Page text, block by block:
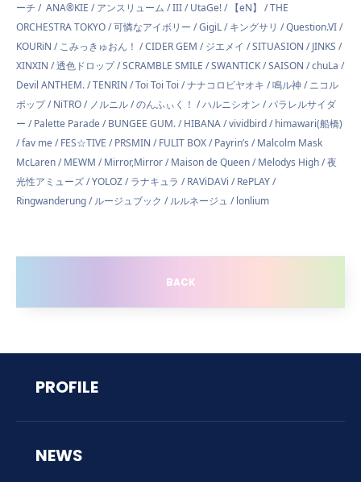
ーチ / ANA®︎KIE / アンスリューム / III / UtaGe! / 【eN】 / THE
ORCHESTRA TOKYO / 可憐なアイボリー / GigiL / キングサリ / Question.VI /
KOURiN / こみっきゅおん！ / CIDER GEM / ジエメイ / SITUASION / JINKS /
XINXIN / 透色ドロップ / SCRAMBLE SMILE / SWANTICK / SAISON / chuLa /
Devil ANTHEM. / TENRIN / Toi Toi Toi / ナナコロビヤオキ / 鳴ル神 / ニコル
ポップ / NiTRO / ノルニル / のんふぃく！ / ハルニシオン / パラレルサイダ
ー / Palette Parade / BUNGEE GUM. / HIBANA / vividbird / himawari(船橋)
/ fav me / FES☆TIVE / PRSMIN / FULIT BOX / Payrin’s / Malcolm Mask
McLaren / MEWM / Mirror,Mirror / Maison de Queen / Melodys High / 夜
光性アミューズ / YOLOZ / ラナキュラ / RAViDAVi / RePLAY /
Ringwanderung / ルージュブック / ルルネージュ / lonlium
BACK
PROFILE
NEWS